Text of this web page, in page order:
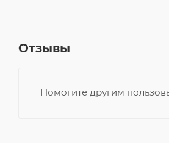
Отзывы
Помогите другим